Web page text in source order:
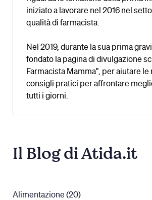
iniziato a lavorare nel 2016 nel
qualità di farmacista.
Nel 2019, durante la sua prima
fondato la pagina di divulgazione
Farmacista Mamma", per aiutare le
consigli pratici per affrontare
tutti i giorni.
Il Blog di Atida.it
Alimentazione (20)